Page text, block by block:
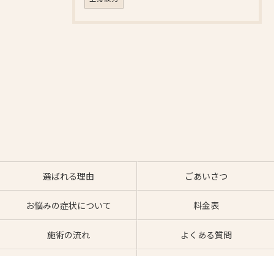
選ばれる理由 ごあいさつ
お悩みの症状について 料金表
施術の流れ よくある質問